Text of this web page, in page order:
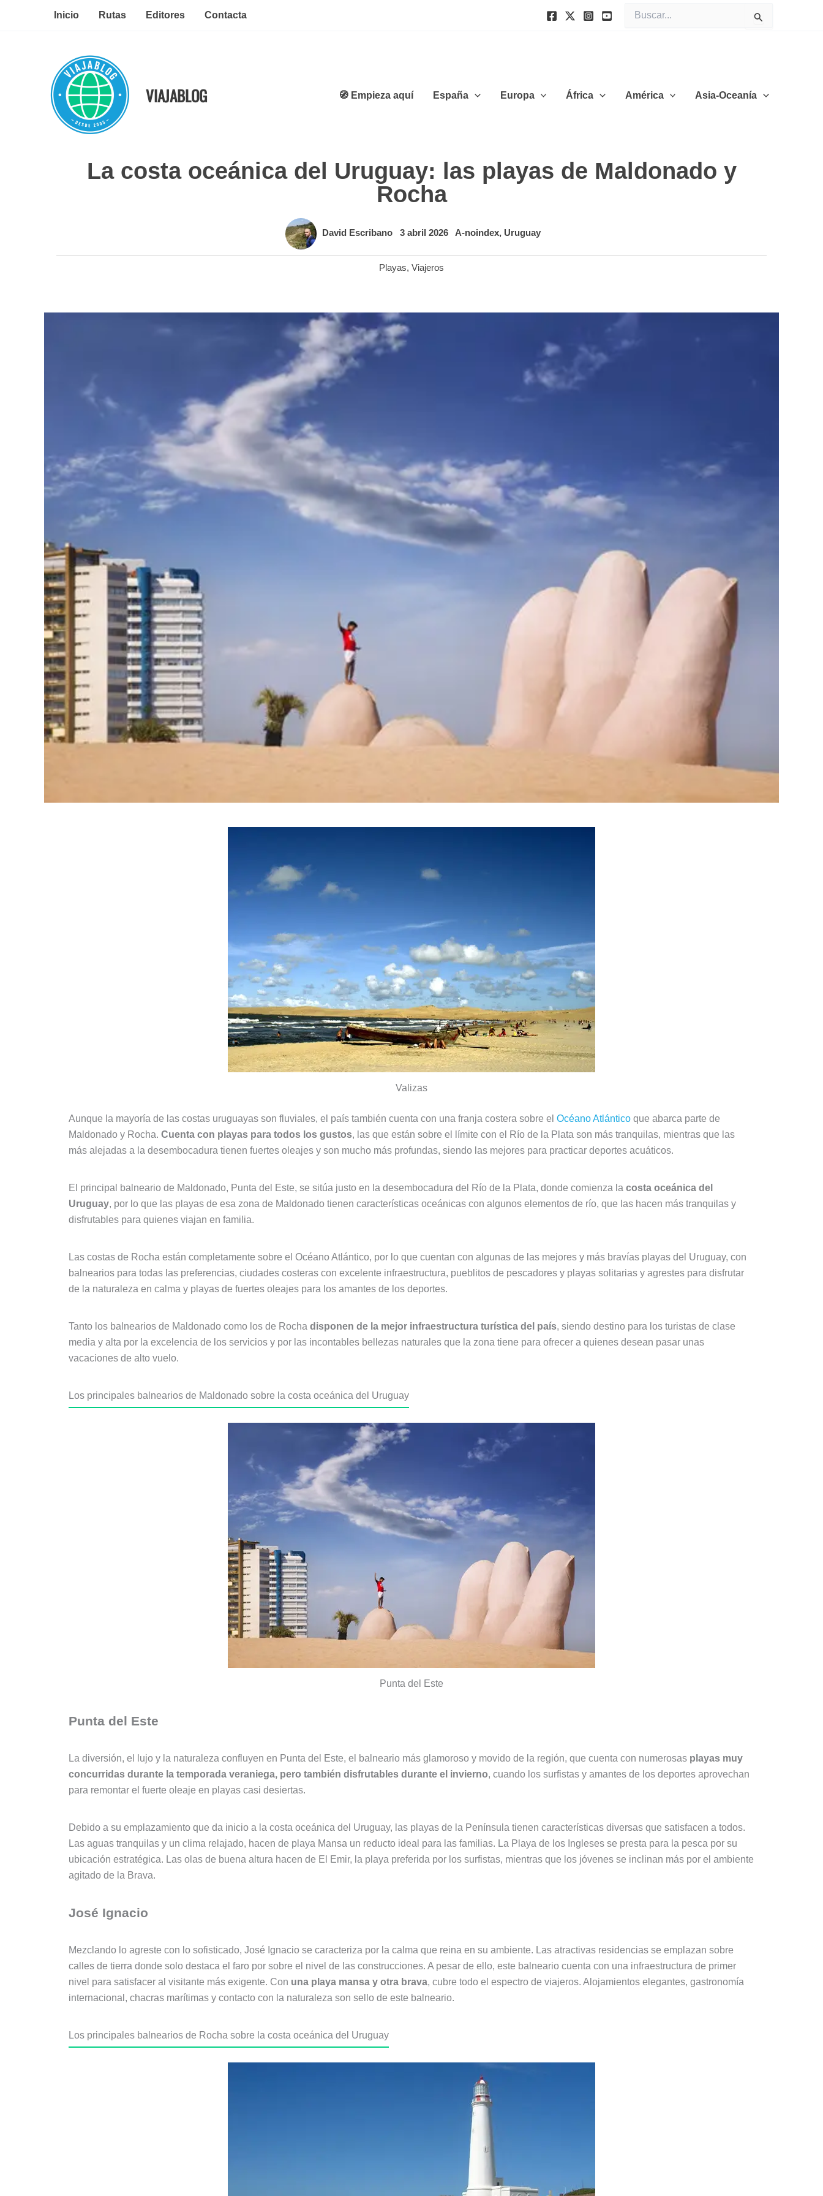
Inicio Rutas Editores Contacta
por:
VIAJABLOG 🧭 Empieza aquí España Europa África América Asia-Oceanía
La costa oceánica del Uruguay: las playas de Maldonado y
Rocha
David Escribano 3 abril 2026 A-noindex, Uruguay
Playas, Viajeros
Valizas
Aunque la mayoría de las costas uruguayas son fluviales, el país también cuenta con una franja costera sobre el Océano Atlántico que abarca parte de
Maldonado y Rocha. Cuenta con playas para todos los gustos, las que están sobre el límite con el Río de la Plata son más tranquilas, mientras que las
más alejadas a la desembocadura tienen fuertes oleajes y son mucho más profundas, siendo las mejores para practicar deportes acuáticos.
El principal balneario de Maldonado, Punta del Este, se sitúa justo en la desembocadura del Río de la Plata, donde comienza la costa oceánica del
Uruguay, por lo que las playas de esa zona de Maldonado tienen características oceánicas con algunos elementos de río, que las hacen más tranquilas y
disfrutables para quienes viajan en familia.
Las costas de Rocha están completamente sobre el Océano Atlántico, por lo que cuentan con algunas de las mejores y más bravías playas del Uruguay, con
balnearios para todas las preferencias, ciudades costeras con excelente infraestructura, pueblitos de pescadores y playas solitarias y agrestes para disfrutar
de la naturaleza en calma y playas de fuertes oleajes para los amantes de los deportes.
Tanto los balnearios de Maldonado como los de Rocha disponen de la mejor infraestructura turística del país, siendo destino para los turistas de clase
media y alta por la excelencia de los servicios y por las incontables bellezas naturales que la zona tiene para ofrecer a quienes desean pasar unas
vacaciones de alto vuelo.
Los principales balnearios de Maldonado sobre la costa oceánica del Uruguay
Punta del Este
Punta del Este
La diversión, el lujo y la naturaleza confluyen en Punta del Este, el balneario más glamoroso y movido de la región, que cuenta con numerosas playas muy
concurridas durante la temporada veraniega, pero también disfrutables durante el invierno, cuando los surfistas y amantes de los deportes aprovechan
para remontar el fuerte oleaje en playas casi desiertas.
Debido a su emplazamiento que da inicio a la costa oceánica del Uruguay, las playas de la Península tienen características diversas que satisfacen a todos.
Las aguas tranquilas y un clima relajado, hacen de playa Mansa un reducto ideal para las familias. La Playa de los Ingleses se presta para la pesca por su
ubicación estratégica. Las olas de buena altura hacen de El Emir, la playa preferida por los surfistas, mientras que los jóvenes se inclinan más por el ambiente
agitado de la Brava.
José Ignacio
Mezclando lo agreste con lo sofisticado, José Ignacio se caracteriza por la calma que reina en su ambiente. Las atractivas residencias se emplazan sobre
calles de tierra donde solo destaca el faro por sobre el nivel de las construcciones. A pesar de ello, este balneario cuenta con una infraestructura de primer
nivel para satisfacer al visitante más exigente. Con una playa mansa y otra brava, cubre todo el espectro de viajeros. Alojamientos elegantes, gastronomía
internacional, chacras marítimas y contacto con la naturaleza son sello de este balneario.
Los principales balnearios de Rocha sobre la costa oceánica del Uruguay